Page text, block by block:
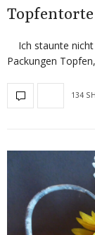
Topfentorte
Ich staunte nicht
Packungen
134